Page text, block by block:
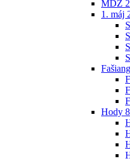
MDŽ
1. máj
Hody